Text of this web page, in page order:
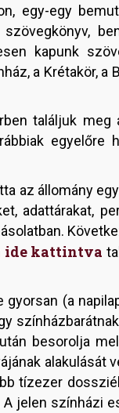
egy-egy
kapunk
a Krétakör, a
találjuk meg
egyelőre
az állomány
adattárakat,
ide kattintva
(a
besorolja
alakulását
tízezer
jelen színházi